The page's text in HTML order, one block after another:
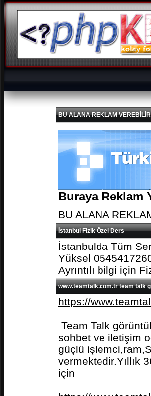
BU ALANA REKLAM
Buraya Reklam
BU ALANA
İstanbul Fizik Özel Ders
İstanbulda Tüm
Yüksel
Ayrıntılı bilgi için
www.teamtalk.com.tr team talk
https://
Team Talk
sohbet ve iletişim
güçlü
vermektedir.Yıllık
için